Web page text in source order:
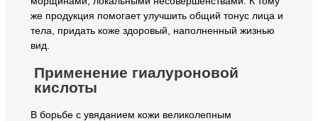
же продукция помогает улучшить общий тонус лица и
тела, придать коже здоровый, наполненный жизнью
вид.
Применение гиалуроновой
кислоты
В борьбе с увяданием кожи великолепным